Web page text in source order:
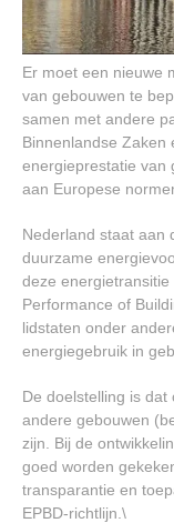
Er moet een nieuwe
van gebouwen te
samen met andere
Binnenlandse Zaken
energieprestatie van
aan Europese
Nederland staat aan
duurzame
deze
Performance of
lidstaten onder
energiegebruik in
De doelstelling is
andere gebouwen
zijn. Bij de
goed worden
transparantie en
EPBD-richtlijn.\